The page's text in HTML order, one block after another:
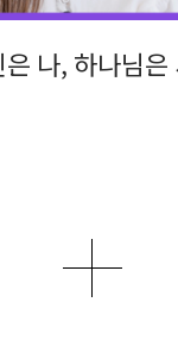
나, 하나님